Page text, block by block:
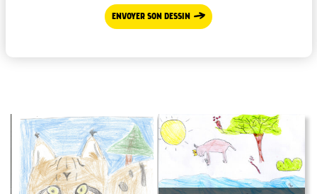
ENVOYER SON DESSIN